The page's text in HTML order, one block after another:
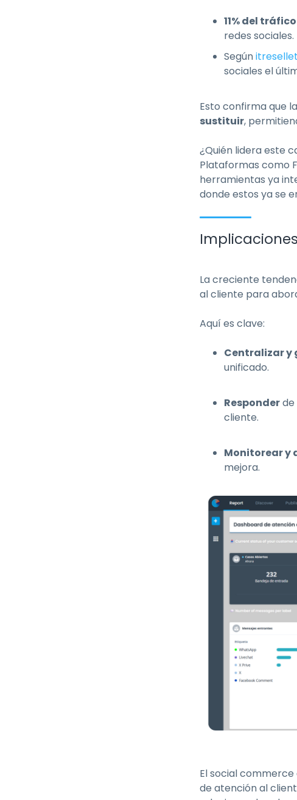
11% del
redes sociales.
Segúnitresellet
sociales el
Esto confirma que
sustituir,
¿Quién lidera este
Plataformas como
herramientas ya
donde estos ya se
La creciente
al cliente para
Aquí es clave:
Centralizar y
unificado.
Responderde
cliente.
Monitorear y
mejora.
El social
de atención al